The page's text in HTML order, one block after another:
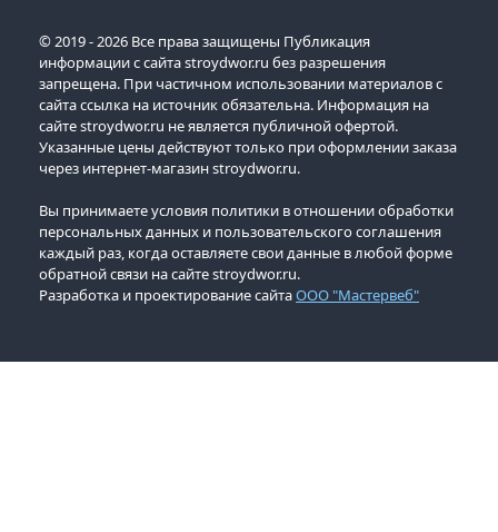
© 2019 - 2026 Все права защищены Публикация
информации с сайта stroydwor.ru без разрешения
запрещена. При частичном использовании материалов с
сайта ссылка на источник обязательна. Информация на
сайте stroydwor.ru не является публичной офертой.
Указанные цены действуют только при оформлении заказа
через интернет-магазин stroydwor.ru.
Вы принимаете условия политики в отношении обработки
персональных данных и пользовательского соглашения
каждый раз, когда оставляете свои данные в любой форме
обратной связи на сайте stroydwor.ru.
Разработка и проектирование сайтаООО "Мастервеб"